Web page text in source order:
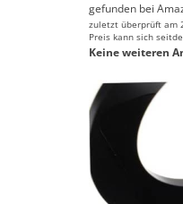
gefunden bei
zuletzt überprüft am
Preis kann sich
Keine weiteren